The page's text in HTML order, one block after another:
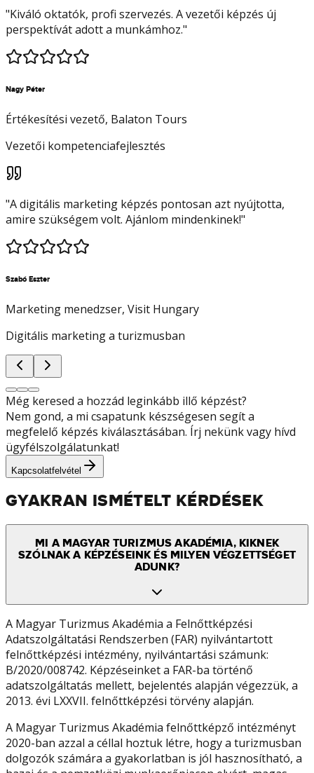
"Kiváló oktatók, profi szervezés. A vezetői képzés új
perspektívát adott a munkámhoz."
Nagy Péter
Értékesítési vezető, Balaton Tours
Vezetői kompetenciafejlesztés
"A digitális marketing képzés pontosan azt nyújtotta,
amire szükségem volt. Ajánlom mindenkinek!"
Szabó Eszter
Marketing menedzser, Visit Hungary
Digitális marketing a turizmusban
Még keresed a hozzád leginkább illő képzést?
Nem gond, a mi csapatunk készségesen segít a
megfelelő képzés kiválasztásában. Írj nekünk vagy hívd
ügyfélszolgálatunkat!
Kapcsolatfelvétel
GYAKRAN ISMÉTELT KÉRDÉSEK
MI A MAGYAR TURIZMUS AKADÉMIA, KIKNEK
SZÓLNAK A KÉPZÉSEINK ÉS MILYEN VÉGZETTSÉGET
ADUNK?
A Magyar Turizmus Akadémia a Felnőttképzési
Adatszolgáltatási Rendszerben (FAR) nyilvántartott
felnőttképzési intézmény, nyilvántartási számunk:
B/2020/008742. Képzéseinket a FAR-ba történő
adatszolgáltatás mellett, bejelentés alapján végezzük, a
2013. évi LXXVII. felnőttképzési törvény alapján.
A Magyar Turizmus Akadémia felnőttképző intézményt
2020-ban azzal a céllal hoztuk létre, hogy a turizmusban
dolgozók számára a gyakorlatban is jól hasznosítható, a